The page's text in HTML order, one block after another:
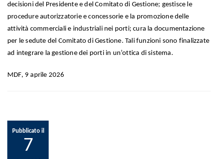
decisioni del Presidente e del Comitato di Gestione; gestisce le
procedure autorizzatorie e concessorie e la promozione delle
attività commerciali e industriali nei porti; cura la documentazione
per le sedute del Comitato di Gestione. Tali funzioni sono finalizzate
ad integrare la gestione dei porti in un’ottica di sistema.
MDF, 9 aprile 2026
Pubblicato il
7